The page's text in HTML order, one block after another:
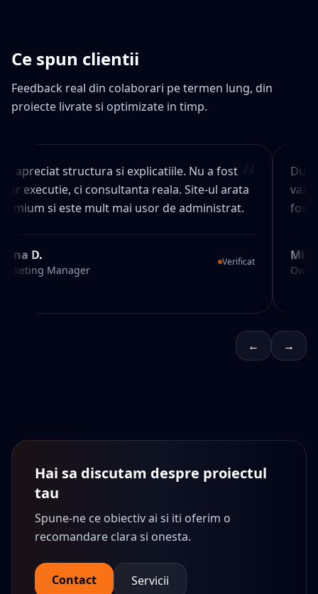
Ce spun clientii
Feedback real din colaborari pe termen lung, din
proiecte livrate si optimizate in timp.
“
apreciat structura si explicatiile. Nu a fost
executie, ci consultanta reala. Site-ul arata
si este mult mai usor de administrat.
D.
Manager
Verificat
fost
← →
Hai sa discutam despre proiectul
tau
Spune-ne ce obiectiv ai si iti oferim o
recomandare clara si onesta.
Contact Servicii